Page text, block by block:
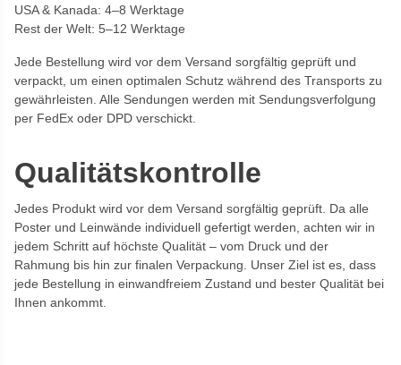
USA & Kanada: 4–8 Werktage
Rest der Welt: 5–12 Werktage
Jede Bestellung wird vor dem Versand sorgfältig geprüft und
verpackt, um einen optimalen Schutz während des Transports zu
gewährleisten. Alle Sendungen werden mit Sendungsverfolgung
per FedEx oder DPD verschickt.
Qualitätskontrolle
Jedes Produkt wird vor dem Versand sorgfältig geprüft. Da alle
Poster und Leinwände individuell gefertigt werden, achten wir in
jedem Schritt auf höchste Qualität – vom Druck und der
Rahmung bis hin zur finalen Verpackung. Unser Ziel ist es, dass
jede Bestellung in einwandfreiem Zustand und bester Qualität bei
Ihnen ankommt.